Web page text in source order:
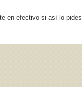
en efectivo si así lo pides